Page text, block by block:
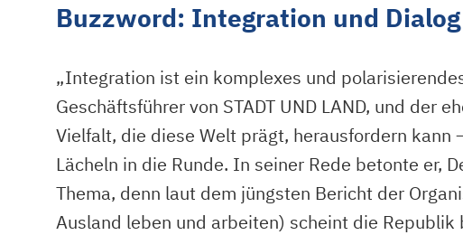
Buzzword: Integration und
„Integration ist ein komplexes und
Geschäftsführer von STADT UND LAND, und der
Vielfalt, die diese Welt prägt, herausfordern
Lächeln in die Runde. In seiner Rede betonte er,
Thema, denn laut dem jüngsten Bericht der
Ausland leben und arbeiten) scheint die